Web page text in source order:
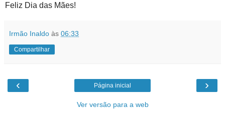
Feliz Dia das Mães!
Irmão Inaldo às 06:33
Compartilhar
‹ ›
Página inicial
Ver versão para a web